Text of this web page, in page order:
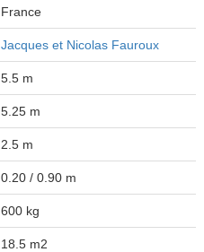
France
Jacques et Nicolas Fauroux
5.5 m
5.25 m
2.5 m
0.20 / 0.90 m
600 kg
18.5 m2